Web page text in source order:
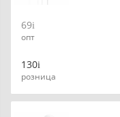
69
опт
130
розница